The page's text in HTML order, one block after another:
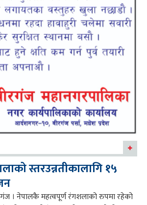
स्तरउन्नतीकालागि १५
। नेपालकै महत्वपूर्ण रंगशलाको रुपमा रहेको